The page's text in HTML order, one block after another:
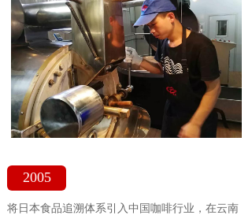
2005
将日本食品追溯体系引入中国咖啡行业，在云南